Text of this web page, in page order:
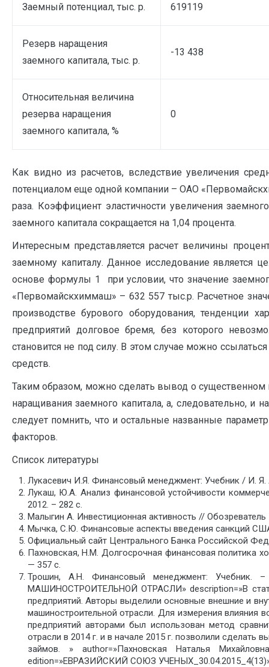
Заемный потенциал, тыс. р. 619119
Резерв наращения
заемного капитала, тыс. р.
-13 438
Относительная величина
резерва наращения
заемного капитала, %
0
Как видно из расчетов, вследствие увеличения
потенциалом еще одной компании – ОАО
раза. Коэффициент эластичности увеличения
заемного капитала сокращается на 1,04 процента.
Интересным представляется расчет величины
заемному капиталу. Данное исследование является
основе формулы 1 при условии, что значение
«Первомайскхиммаш» – 632 557 тыс.р. Расчетное
производстве бурового оборудования, тенденции
предприятий долговое бремя, без которого
становится не под силу. В этом случае можно
средств.
Таким образом, можно сделать вывод о
наращивания заемного капитала, а, следовательно,
следует помнить, что и остальные названные
факторов.
Список литературы
Лукасевич И.Я. Финансовый менеджмент: Учебник / И.
Лукаш, Ю.А. Анализ финансовой устойчивости
2012. – 282 с.
Малыгин А. Инвестиционная активность //
Мычка, С.Ю. Финансовые аспекты введения санкций
Официальный сайт Центрального Банка Российской
Пахновская, Н.М. Долгосрочная финансовая политика
— 357 с.
Трошин, А.Н. Финансовый менеджмент:
МАШИНОСТРОИТЕЛЬНОЙ ОТРАСЛИ» description=»В
предприятий. Авторы выделили основные внешние и
машиностроительной отрасли. Для измерения влияния
предприятий авторами был использован метод
отрасли в 2014 г. и в начале 2015 г. позволили
займов. » author=»Пахновская Наталья
edition=»ЕВРАЗИЙСКИЙ СОЮЗ УЧЕНЫХ_30.04.2015_4(13)»